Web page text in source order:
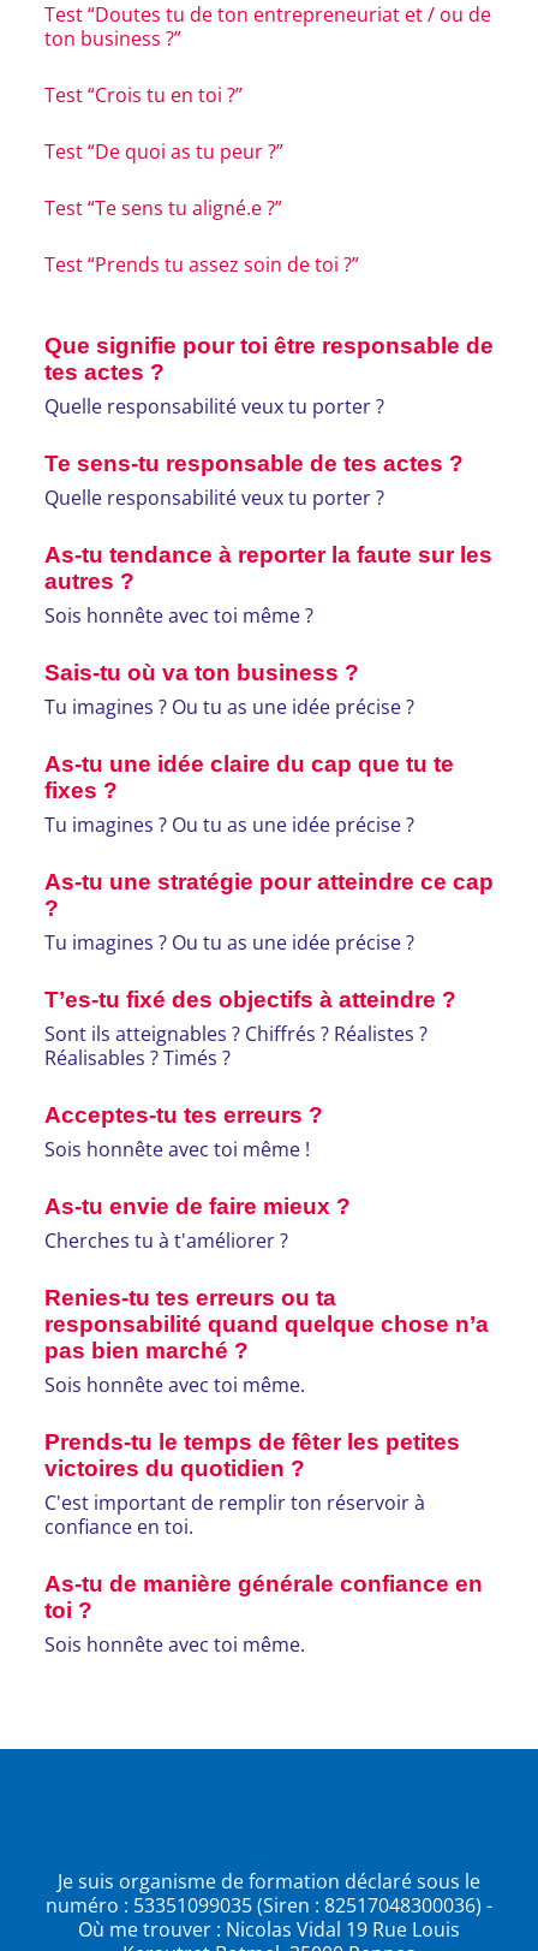
Test “Doutes tu de ton entrepreneuriat et / ou de
ton business ?”
Test “Crois tu en toi ?”
Test “De quoi as tu peur ?”
Test “Te sens tu aligné.e ?”
Test “Prends tu assez soin de toi ?”
Que signifie pour toi être responsable de
tes actes ?
Quelle responsabilité veux tu porter ?
Te sens-tu responsable de tes actes ?
Quelle responsabilité veux tu porter ?
As-tu tendance à reporter la faute sur les
autres ?
Sois honnête avec toi même ?
Sais-tu où va ton business ?
Tu imagines ? Ou tu as une idée précise ?
As-tu une idée claire du cap que tu te
fixes ?
Tu imagines ? Ou tu as une idée précise ?
As-tu une stratégie pour atteindre ce cap
?
Tu imagines ? Ou tu as une idée précise ?
T’es-tu fixé des objectifs à atteindre ?
Sont ils atteignables ? Chiffrés ? Réalistes ?
Réalisables ? Timés ?
Acceptes-tu tes erreurs ?
Sois honnête avec toi même !
As-tu envie de faire mieux ?
Cherches tu à t'améliorer ?
Renies-tu tes erreurs ou ta
responsabilité quand quelque chose n’a
pas bien marché ?
Sois honnête avec toi même.
Prends-tu le temps de fêter les petites
victoires du quotidien ?
C'est important de remplir ton réservoir à
confiance en toi.
As-tu de manière générale confiance en
toi ?
Sois honnête avec toi même.
Je suis organisme de formation déclaré sous le
numéro : 53351099035 (Siren : 82517048300036) -
Où me trouver : Nicolas Vidal 19 Rue Louis